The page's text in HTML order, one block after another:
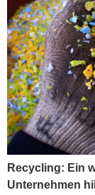
Recycling: Ein
Unternehmen